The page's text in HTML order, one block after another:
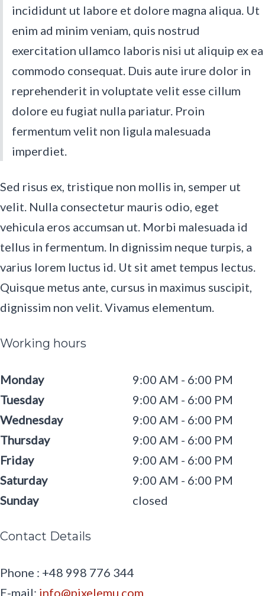
incididunt ut labore et dolore magna aliqua. Ut
enim ad minim veniam, quis nostrud
exercitation ullamco laboris nisi ut aliquip ex ea
commodo consequat. Duis aute irure dolor in
reprehenderit in voluptate velit esse cillum
dolore eu fugiat nulla pariatur. Proin
fermentum velit non ligula malesuada
imperdiet.
Sed risus ex, tristique non mollis in, semper ut
velit. Nulla consectetur mauris odio, eget
vehicula eros accumsan ut. Morbi malesuada id
tellus in fermentum. In dignissim neque turpis, a
varius lorem luctus id. Ut sit amet tempus lectus.
Quisque metus ante, cursus in maximus suscipit,
dignissim non velit. Vivamus elementum.
Working hours
Monday 9:00 AM
6:00 PM
Tuesday
9:00 AM
6:00 PM
Wednesday
9:00 AM
6:00 PM
Thursday
9:00 AM
6:00 PM
Friday
9:00 AM
6:00 PM
Saturday
9:00 AM
6:00 PM
Sunday
closed
Contact Details
Phone : +48 998 776 344
E-mail: info@pixelemu.com